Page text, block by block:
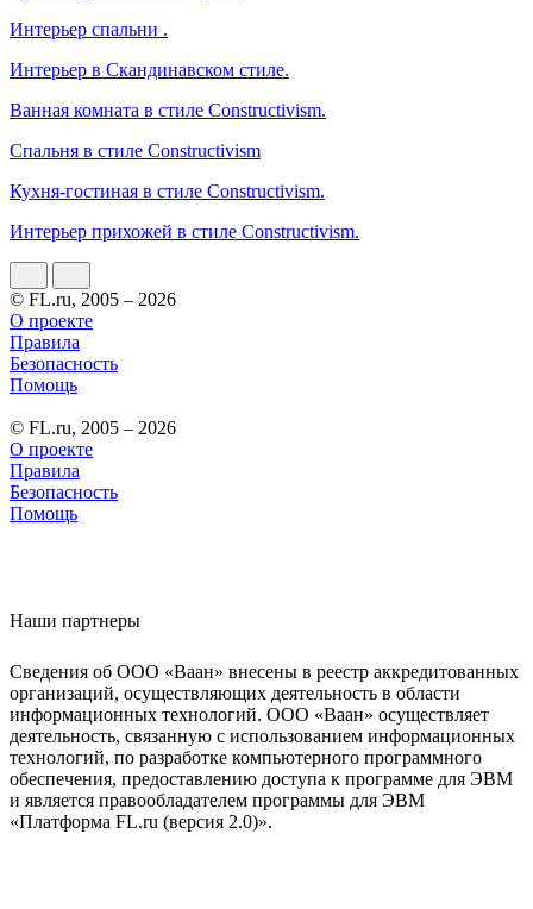
Интерьер спальни .
Интерьер в Скандинавском стиле.
Ванная комната в стиле Constructivism.
Спальня в стиле Constructivism
Кухня-гостиная в стиле Constructivism.
Интерьер прихожей в стиле Constructivism.
© FL.ru, 2005 – 2026
О проекте
Правила
Безопасность
Помощь
© FL.ru, 2005 – 2026
О проекте
Правила
Безопасность
Помощь
Наши партнеры
Сведения об ООО «Ваан» внесены в реестр аккредитованных
организаций, осуществляющих деятельность в области
информационных технологий. ООО «Ваан» осуществляет
деятельность, связанную с использованием информационных
технологий, по разработке компьютерного программного
обеспечения, предоставлению доступа к программе для ЭВМ
и является правообладателем программы для ЭВМ
«Платформа FL.ru (версия 2.0)».